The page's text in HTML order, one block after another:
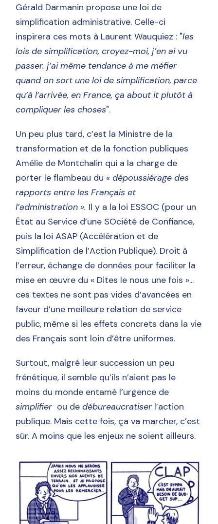
Gérald Darmanin propose une loi de
simplification administrative. Celle-ci
inspirera ces mots à Laurent Wauquiez : "les
lois de simplification, croyez-moi, j’en ai vu
passer. j’ai même tendance à me méfier
quand on sort une loi de simplification, parce
qu’à l’arrivée, en France, ça about it plutôt à
compliquer les choses".
Un peu plus tard, c’est la Ministre de la
transformation et de la fonction publiques
Amélie de Montchalin qui a la charge de
porter le flambeau du « dépoussiérage des
rapports entre les Français et
l’administration ». Il y a la loi ESSOC (pour un
État au Service d’une SOciété de Confiance,
puis la loi ASAP (Accélération et de
Simplification de l’Action Publique). Droit à
l’erreur, échange de données pour faciliter la
mise en œuvre du « Dites le nous une fois »...
ces textes ne sont pas vides d’avancées en
faveur d’une meilleure relation de service
public, même si les effets concrets dans la vie
des Français sont loin d’être uniformes.
Surtout, malgré leur succession un peu
frénétique, il semble qu’ils n’aient pas le
moins du monde entamé l’urgence de
simplifier ou dedébureaucratiser l’action
publique. Mais cette fois, ça va marcher, c’est
sûr. A moins que les enjeux ne soient ailleurs.